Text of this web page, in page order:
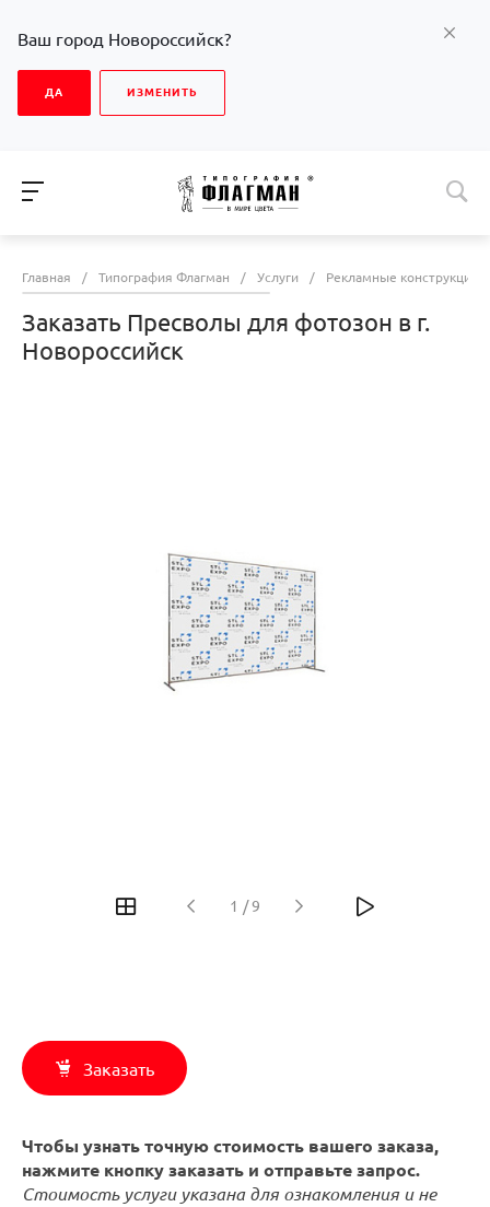
Ваш город Новороссийск?
ДА ИЗМЕНИТЬ
Главная / Типография Флагман / Услуги / Рекламные конструкции
Заказать Пресволы для фотозон в г.
Новороссийск
1 / 9
Заказать
Чтобы узнать точную стоимость вашего заказа,
нажмите кнопку заказать и отправьте запрос.
Стоимость услуги указана для ознакомления и не